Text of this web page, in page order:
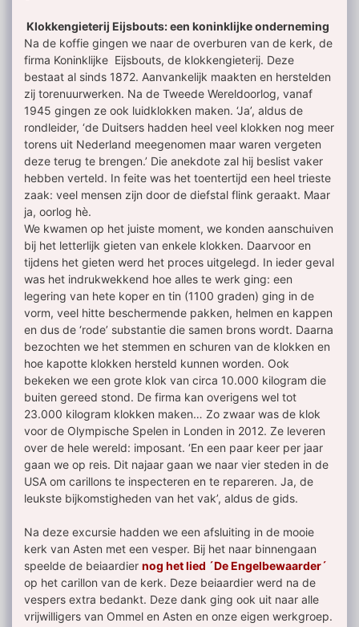
Klokkengieterij Eijsbouts: een koninklijke onderneming
Na de koffie gingen we naar de overburen van de kerk, de
firma Koninklijke Eijsbouts, de klokkengieterij. Deze
bestaat al sinds 1872. Aanvankelijk maakten en herstelden
zij torenuurwerken. Na de Tweede Wereldoorlog, vanaf
1945 gingen ze ook luidklokken maken. ‘Ja’, aldus de
rondleider, ‘de Duitsers hadden heel veel klokken nog meer
torens uit Nederland meegenomen maar waren vergeten
deze terug te brengen.’ Die anekdote zal hij beslist vaker
hebben verteld. In feite was het toentertijd een heel trieste
zaak: veel mensen zijn door de diefstal flink geraakt. Maar
ja, oorlog hè.
We kwamen op het juiste moment, we konden aanschuiven
bij het letterlijk gieten van enkele klokken. Daarvoor en
tijdens het gieten werd het proces uitgelegd. In ieder geval
was het indrukwekkend hoe alles te werk ging: een
legering van hete koper en tin (1100 graden) ging in de
vorm, veel hitte beschermende pakken, helmen en kappen
en dus de ‘rode’ substantie die samen brons wordt. Daarna
bezochten we het stemmen en schuren van de klokken en
hoe kapotte klokken hersteld kunnen worden. Ook
bekeken we een grote klok van circa 10.000 kilogram die
buiten gereed stond. De firma kan overigens wel tot
23.000 kilogram klokken maken… Zo zwaar was de klok
voor de Olympische Spelen in Londen in 2012. Ze leveren
over de hele wereld: imposant. ‘En een paar keer per jaar
gaan we op reis. Dit najaar gaan we naar vier steden in de
USA om carillons te inspecteren en te repareren. Ja, de
leukste bijkomstigheden van het vak’, aldus de gids.
Na deze excursie hadden we een afsluiting in de mooie
kerk van Asten met een vesper. Bij het naar binnengaan
speelde de beiaardier nog het lied ´De Engelbewaarder´
op het carillon van de kerk. Deze beiaardier werd na de
vespers extra bedankt. Deze dank ging ook uit naar alle
vrijwilligers van Ommel en Asten en onze eigen werkgroep.